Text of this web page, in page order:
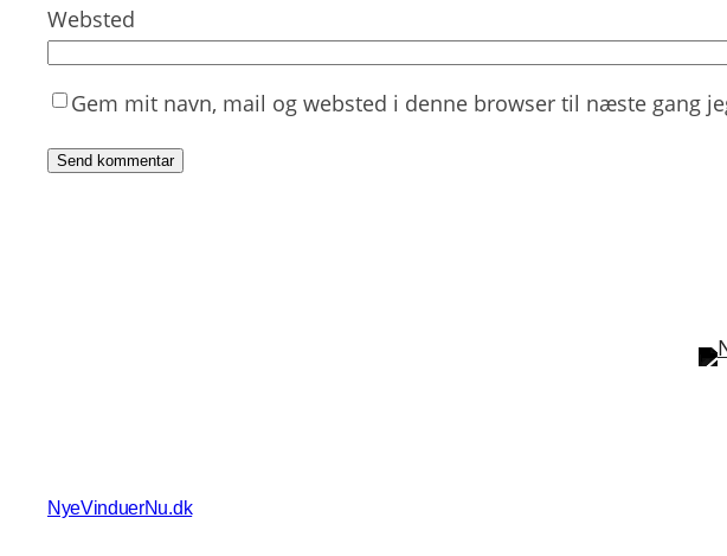
Websted
Gem mit navn, mail og websted i denne browser til næste gang
NyeVinduerNu.dk